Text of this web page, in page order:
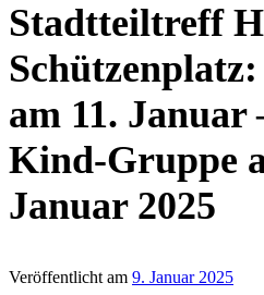
Stadtteiltreff
am 11. Januar
Kind-Gruppe
Januar 2025
Veröffentlicht am 9. Januar 2025